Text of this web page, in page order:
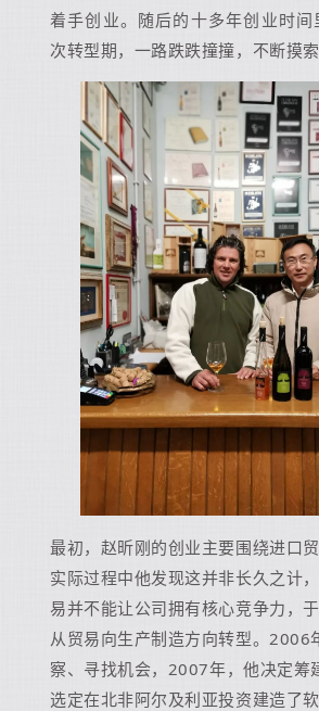
着手创业。随后的十多年创业时间
次转型期，一路跌跌撞撞，不断摸索
最初，赵昕刚的创业主要围绕进口
实际过程中他发现这并非长久之计
易并不能让公司拥有核心竞争力，
从贸易向生产制造方向转型。2006
察、寻找机会，2007年，他决定筹
选定在北非阿尔及利亚投资建造了